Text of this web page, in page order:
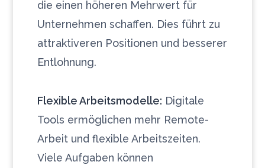
die einen höheren Mehrwert für
Unternehmen schaffen. Dies führt zu
attraktiveren Positionen und besserer
Entlohnung.
Flexible Arbeitsmodelle: Digitale
Tools ermöglichen mehr Remote-
Arbeit und flexible Arbeitszeiten.
Viele Aufgaben können